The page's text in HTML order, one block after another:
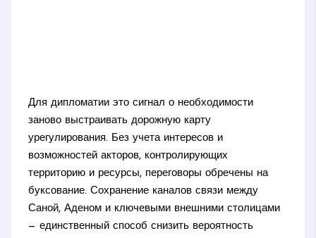
Для дипломатии это сигнал о необходимости
заново выстраивать дорожную карту
урегулирования. Без учета интересов и
возможностей акторов, контролирующих
территорию и ресурсы, переговоры обречены на
буксование. Сохранение каналов связи между
Саной, Аденом и ключевыми внешними столицами
— единственный способ снизить вероятность